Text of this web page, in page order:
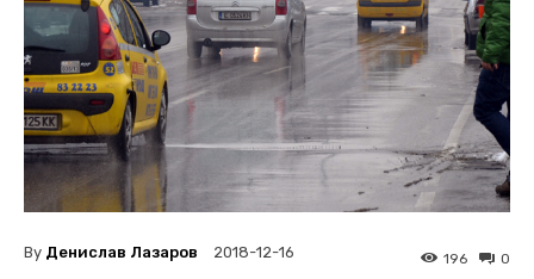
By Денислав Лазаров 2018-12-16 0
196